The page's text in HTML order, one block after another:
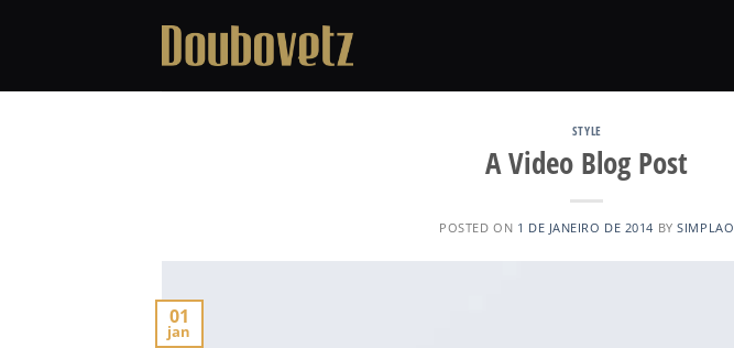
STYLE
A Video Blog Post
POSTED ON 1 DE JANEIRO DE 2014 BYSIMPLAO
01
jan